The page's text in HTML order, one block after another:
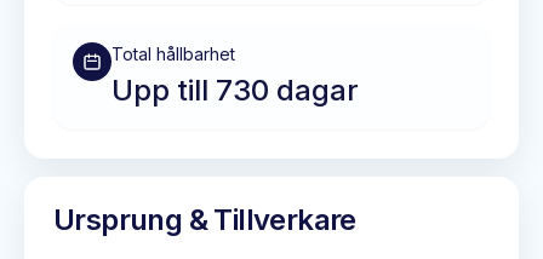
Total hållbarhet
Upp till 730 dagar
Ursprung & Tillverkare